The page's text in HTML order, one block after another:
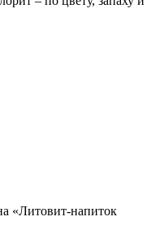
«Литовит-напиток